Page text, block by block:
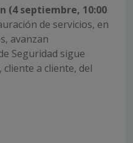
(4 septiembre, 10:00
de servicios, en
avanzan
Seguridad sigue
a cliente, del